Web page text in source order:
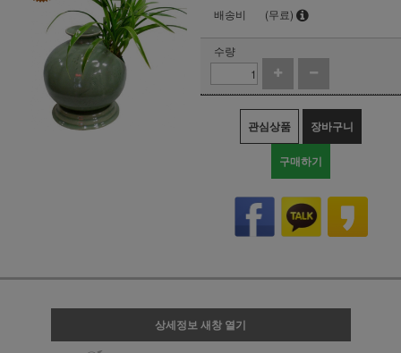
배송비
(무료)
수량
관심상품 장바구니
구매하기
상세정보 새창 열기